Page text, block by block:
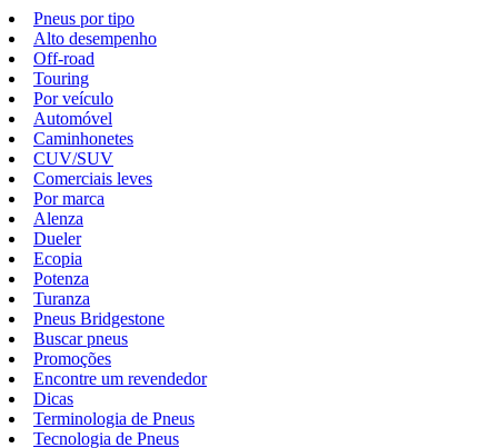
Pneus por tipo
Alto desempenho
Off-road
Touring
Por veículo
Automóvel
Caminhonetes
CUV/SUV
Comerciais leves
Por marca
Alenza
Dueler
Ecopia
Potenza
Turanza
Pneus Bridgestone
Buscar pneus
Promoções
Encontre um revendedor
Dicas
Terminologia de Pneus
Tecnologia de Pneus